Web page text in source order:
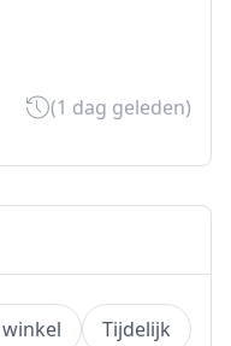
(1 dag geleden)
Tijdelijk